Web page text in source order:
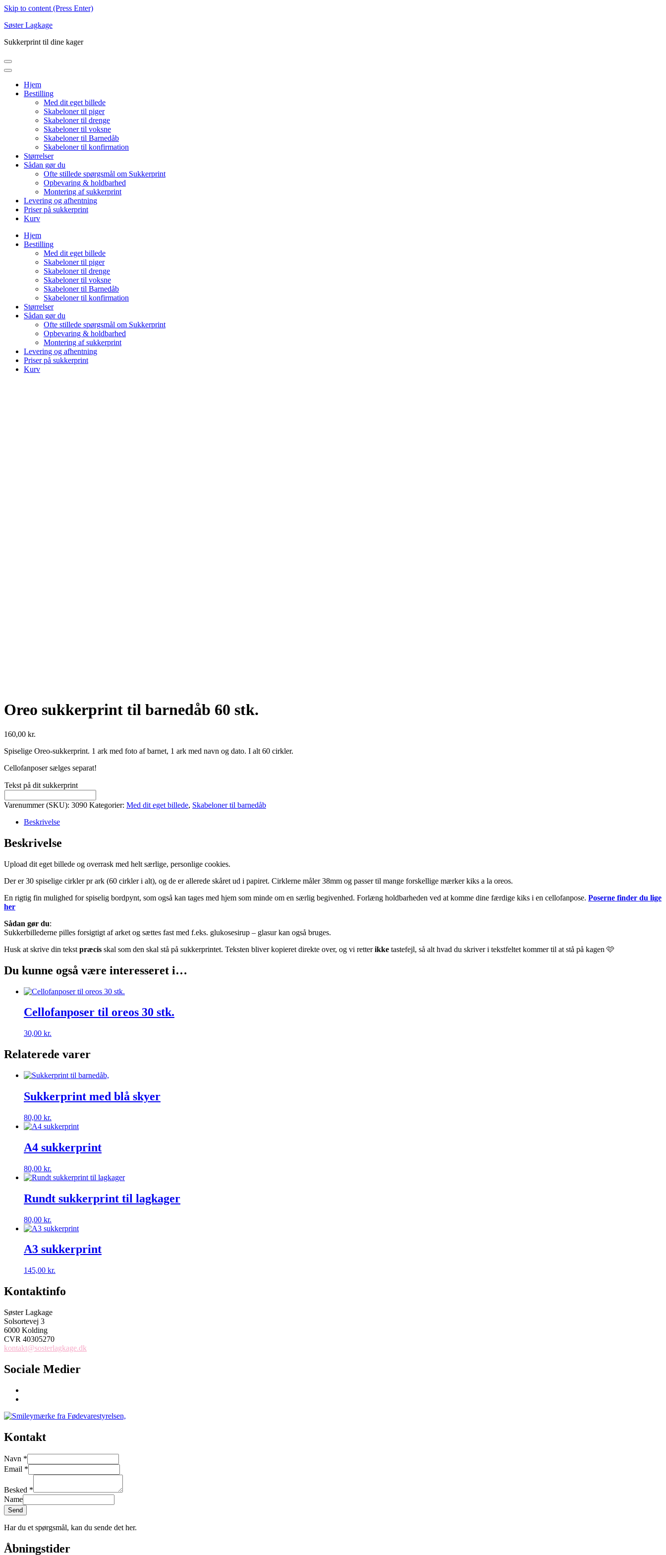
Skip to content (Press Enter)
Søster Lagkage
Sukkerprint til dine kager
Hjem
Bestilling
Med dit eget billede
Skabeloner til piger
Skabeloner til drenge
Skabeloner til voksne
Skabeloner til Barnedåb
Skabeloner til konfirmation
Størrelser
Sådan gør du
Ofte stillede spørgsmål om Sukkerprint
Opbevaring & holdbarhed
Montering af sukkerprint
Levering og afhentning
Priser på sukkerprint
Kurv
Hjem
Bestilling
Med dit eget billede
Skabeloner til piger
Skabeloner til drenge
Skabeloner til voksne
Skabeloner til Barnedåb
Skabeloner til konfirmation
Størrelser
Sådan gør du
Ofte stillede spørgsmål om Sukkerprint
Opbevaring & holdbarhed
Montering af sukkerprint
Levering og afhentning
Priser på sukkerprint
Kurv
Oreo sukkerprint til barnedåb 60 stk.
160,00 kr.
Spiselige Oreo-sukkerprint. 1 ark med foto af barnet, 1 ark med navn og dato. I alt 60 cirkler.
Cellofanposer sælges separat!
Tekst på dit sukkerprint
Varenummer (SKU): 3090 Kategorier: Med dit eget billede, Skabeloner til barnedåb
Beskrivelse
Beskrivelse
Upload dit eget billede og overrask med helt særlige, personlige cookies.
Der er 30 spiselige cirkler pr ark (60 cirkler i alt), og de er allerede skåret ud i papiret. Cirklerne måler 38mm og passer til mange forskellige mærker kiks a la oreos.
En rigtig fin mulighed for spiselig bordpynt, som også kan tages med hjem som minde om en særlig begivenhed. Forlæng holdbarheden ved at komme dine færdige kiks i en cellofanpose. Poserne finder du lige
her
Sådan gør du:
Sukkerbillederne pilles forsigtigt af arket og sættes fast med f.eks. glukosesirup – glasur kan også bruges.
Husk at skrive din tekst præcis skal som den skal stå på sukkerprintet. Teksten bliver kopieret direkte over, og vi retterikke tastefejl, så alt hvad du skriver i tekstfeltet kommer til at stå på kagen 🩷
Du kunne også være interesseret i…
Cellofanposer til oreos 30 stk.
30,00 kr.
Relaterede varer
Sukkerprint med blå skyer
80,00 kr.
A4 sukkerprint
80,00 kr.
Rundt sukkerprint til lagkager
80,00 kr.
A3 sukkerprint
145,00 kr.
Kontaktinfo
Søster Lagkage
Solsortevej 3
6000 Kolding
CVR 40305270
kontakt@sosterlagkage.dk
Sociale Medier
Kontakt
Navn *
Email *
Besked *
Name
Send
Har du et spørgsmål, kan du sende det her.
Åbningstider